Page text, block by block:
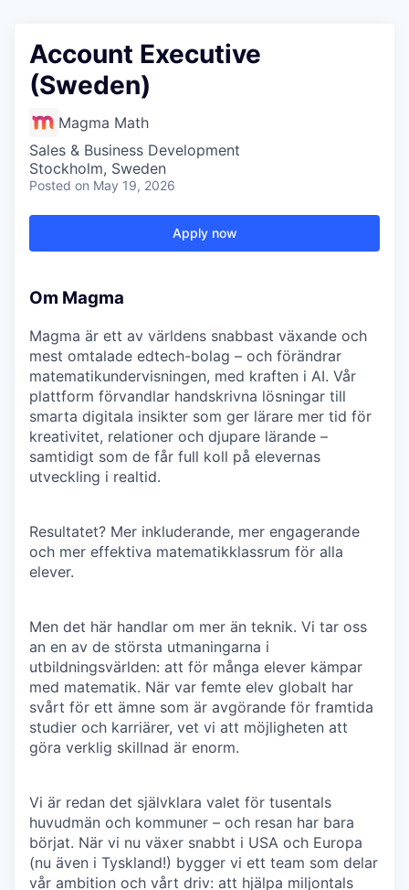
Account Executive
(Sweden)
Magma Math
Sales & Business Development
Stockholm, Sweden
Posted on May 19, 2026
Apply now
Om Magma
Magma är ett av världens snabbast växande och
mest omtalade edtech-bolag – och förändrar
matematikundervisningen, med kraften i AI. Vår
plattform förvandlar handskrivna lösningar till
smarta digitala insikter som ger lärare mer tid för
kreativitet, relationer och djupare lärande –
samtidigt som de får full koll på elevernas
utveckling i realtid.
Resultatet? Mer inkluderande, mer engagerande
och mer effektiva matematikklassrum för alla
elever.
Men det här handlar om mer än teknik. Vi tar oss
an en av de största utmaningarna i
utbildningsvärlden: att för många elever kämpar
med matematik. När var femte elev globalt har
svårt för ett ämne som är avgörande för framtida
studier och karriärer, vet vi att möjligheten att
göra verklig skillnad är enorm.
Vi är redan det självklara valet för tusentals
huvudmän och kommuner – och resan har bara
börjat. När vi nu växer snabbt i USA och Europa
(nu även i Tyskland!) bygger vi ett team som delar
vår ambition och vårt driv: att hjälpa miljontals